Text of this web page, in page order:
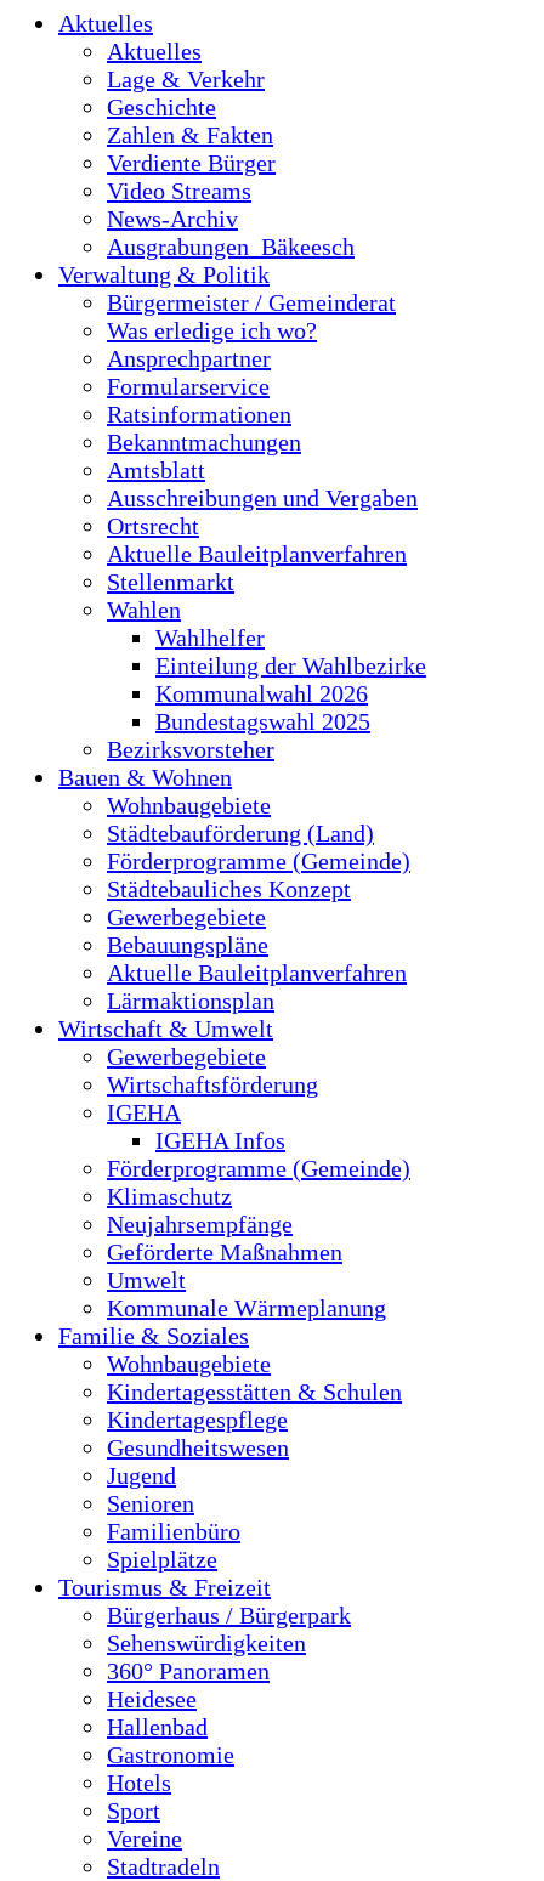
Aktuelles
Aktuelles
Lage & Verkehr
Geschichte
Zahlen & Fakten
Verdiente Bürger
Video Streams
News-Archiv
Ausgrabungen_Bäkeesch
Verwaltung & Politik
Bürgermeister / Gemeinderat
Was erledige ich wo?
Ansprechpartner
Formularservice
Ratsinformationen
Bekanntmachungen
Amtsblatt
Ausschreibungen und Vergaben
Ortsrecht
Aktuelle Bauleitplanverfahren
Stellenmarkt
Wahlen
Wahlhelfer
Einteilung der Wahlbezirke
Kommunalwahl 2026
Bundestagswahl 2025
Bezirksvorsteher
Bauen & Wohnen
Wohnbaugebiete
Städtebauförderung (Land)
Förderprogramme (Gemeinde)
Städtebauliches Konzept
Gewerbegebiete
Bebauungspläne
Aktuelle Bauleitplanverfahren
Lärmaktionsplan
Wirtschaft & Umwelt
Gewerbegebiete
Wirtschaftsförderung
IGEHA
IGEHA Infos
Förderprogramme (Gemeinde)
Klimaschutz
Neujahrsempfänge
Geförderte Maßnahmen
Umwelt
Kommunale Wärmeplanung
Familie & Soziales
Wohnbaugebiete
Kindertagesstätten & Schulen
Kindertagespflege
Gesundheitswesen
Jugend
Senioren
Familienbüro
Spielplätze
Tourismus & Freizeit
Bürgerhaus / Bürgerpark
Sehenswürdigkeiten
360° Panoramen
Heidesee
Hallenbad
Gastronomie
Hotels
Sport
Vereine
Stadtradeln